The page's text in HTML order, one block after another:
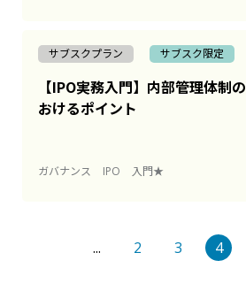
サブスクプラン サブスク限定
【IPO実務入門】内部管理体制
おけるポイント
ガバナンス IPO 入門★
... 2 3 4